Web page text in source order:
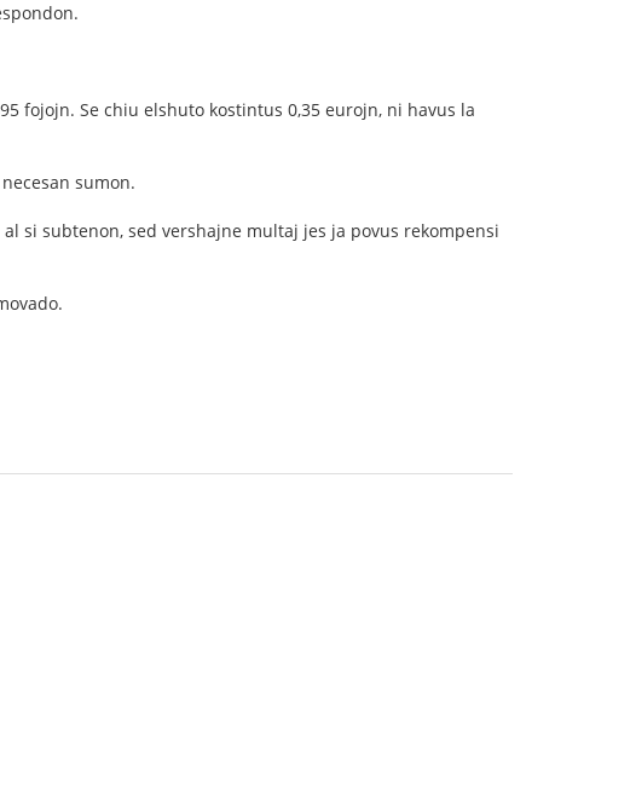
fojojn. Se chiu elshuto kostintus 0,35 eurojn, ni havus la
sumon.
si subtenon, sed vershajne multaj jes ja povus rekompensi